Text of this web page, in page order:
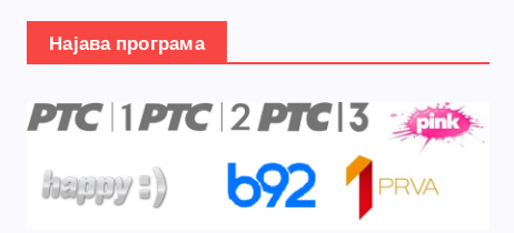
Најава програма